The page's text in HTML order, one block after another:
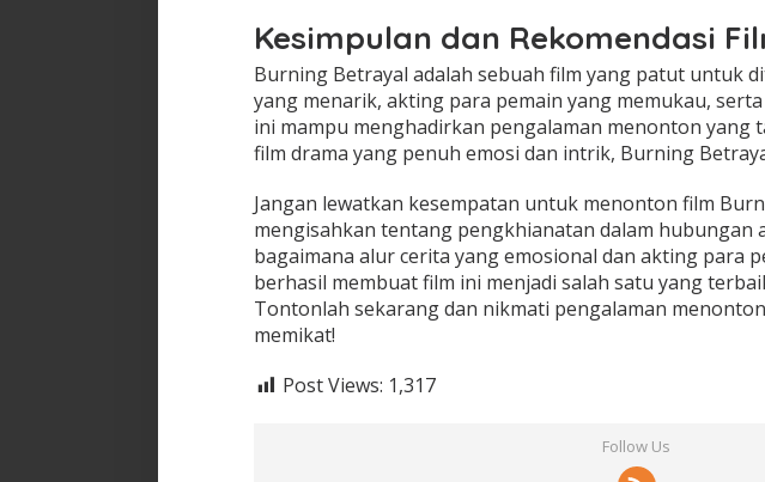
Kesimpulan dan Rekomendasi
Burning Betrayal adalah sebuah film yang patut untuk
yang menarik, akting para pemain yang memukau,
ini mampu menghadirkan pengalaman menonton yang
film drama yang penuh emosi dan intrik, Burning
Jangan lewatkan kesempatan untuk menonton film
mengisahkan tentang pengkhianatan dalam hubungan
bagaimana alur cerita yang emosional dan akting para
berhasil membuat film ini menjadi salah satu yang
Tontonlah sekarang dan nikmati pengalaman
memikat!
Post Views: 1,317
Follow Us